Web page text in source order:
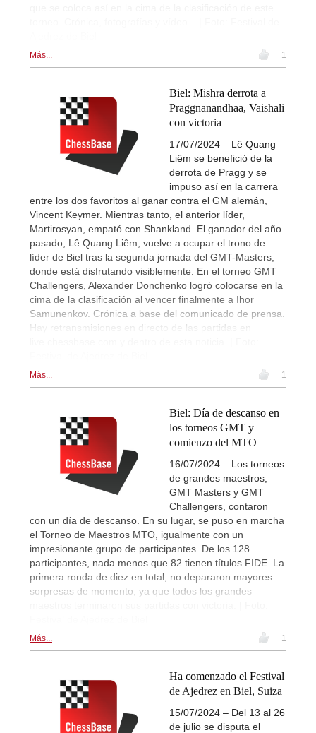
Más... 1
Biel: Mishra derrota a
Praggnanandhaa, Vaishali
con victoria
17/07/2024 – Lê Quang
Liêm se benefició de la
derrota de Pragg y se
impuso así en la carrera
entre los dos favoritos al ganar contra el GM alemán,
Vincent Keymer. Mientras tanto, el anterior líder,
Martirosyan, empató con Shankland. El ganador del año
pasado, Lê Quang Liêm, vuelve a ocupar el trono de
líder de Biel tras la segunda jornada del GMT-Masters,
donde está disfrutando visiblemente. En el torneo GMT
Challengers, Alexander Donchenko logró colocarse en la
cima de la clasificación al vencer finalmente a Ihor
Samunenkov. Crónica a base del comunicado de prensa.
Hay retransmisiones en directo de las partidas en
Más... 1
Biel: Día de descanso en
los torneos GMT y
comienzo del MTO
16/07/2024 – Los torneos
de grandes maestros,
GMT Masters y GMT
Challengers, contaron
con un día de descanso. En su lugar, se puso en marcha
el Torneo de Maestros MTO, igualmente con un
impresionante grupo de participantes. De los 128
participantes, nada menos que 82 tienen títulos FIDE. La
primera ronda de diez en total, no depararon mayores
sorpresas de momento, ya que todos los grandes
Más... 1
Ha comenzado el Festival
de Ajedrez en Biel, Suiza
15/07/2024 – Del 13 al 26
de julio se disputa el